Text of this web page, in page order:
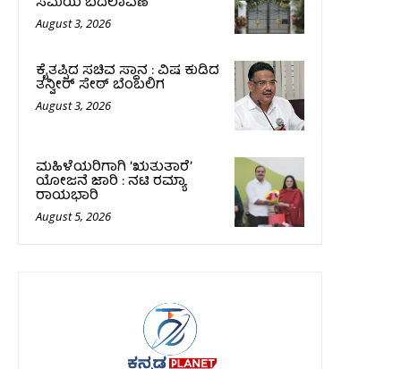
August 3, 2026
ಕೈತಪ್ಪಿದ ಸಚಿವ ಸ್ಥಾನ : ವಿಷ ಕುಡಿದ
ತನ್ವೀರ್‌ ಸೇಠ್‌ ಬೆಂಬಲಿಗ
August 3, 2026
ಮಹಿಳೆಯರಿಗಾಗಿ ʼಋತುತಾರೆʼ
ಯೋಜನೆ ಜಾರಿ : ನಟಿ ರಮ್ಯಾ
ರಾಯಭಾರಿ
August 5, 2026